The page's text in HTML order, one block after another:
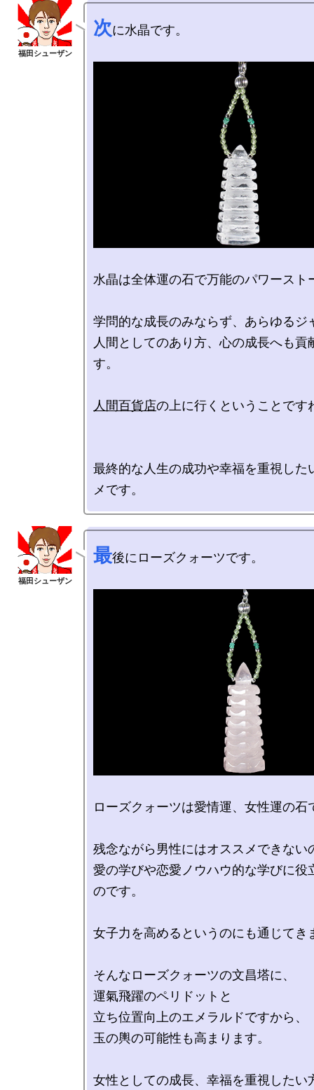
次に水晶です。
水晶は全体運の石で万能のパワースト
学問的な成長のみならず、あらゆるジ
人間としてのあり方、心の成長へも貢
す。
人間百貨店の上に行くということです
最終的な人生の成功や幸福を重視した
最後にローズクォーツです。
ローズクォーツは愛情運、女性運の石
残念ながら男性にはオススメできない
愛の学びや恋愛ノウハウ的な学びに役
のです。
女子力を高めるというのにも通じてき
そんなローズクォーツの文昌塔に、
運氣飛躍のペリドットと
立ち位置向上のエメラルドですから、
玉の輿の可能性も高まります。
女性としての成長、幸福を重視したい